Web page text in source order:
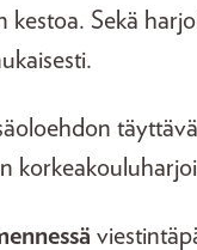
kestoa. Sekä